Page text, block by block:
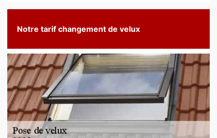
Notre tarif changement de velux